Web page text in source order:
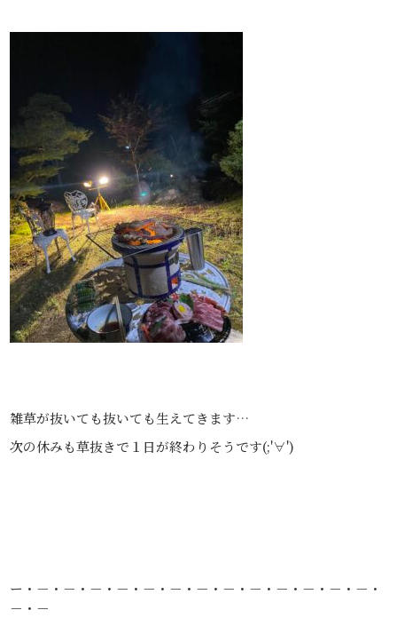
雑草が抜いても抜いても生えてきます…
次の休みも草抜きで１日が終わりそうです(;'∀')
ー・－・－・－・－・－・－・－・－・－・－・－・－・－・
－・－